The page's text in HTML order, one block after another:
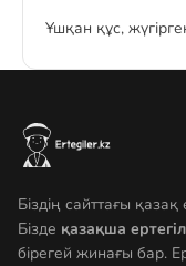
Ұшқан құс,
Біздің сайттағы қазақ
Бізде қазақша
бірегей жинағы бар.